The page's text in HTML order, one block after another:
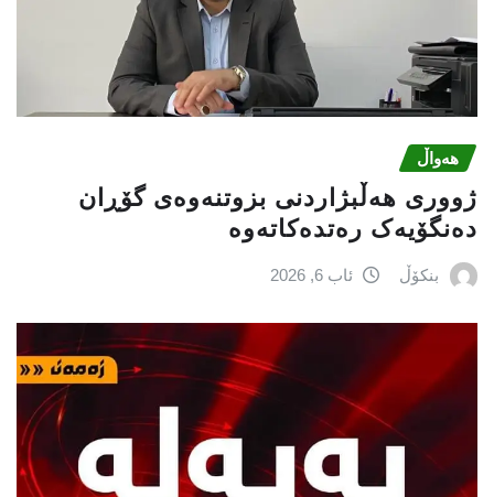
هەواڵ
ژووری هەڵبژاردنی بزوتنەوەى گۆڕان
دەنگۆیەک رەتدەکاتەوە
بنکۆڵ ئاب 6, 2026